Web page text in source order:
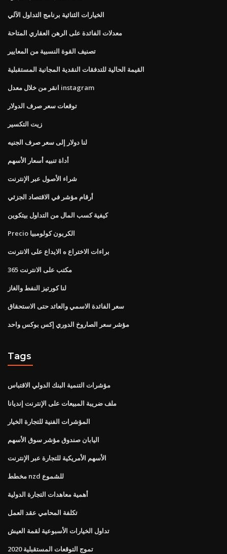
الخيارات الثنائية برنامج التداول الآلي
معدلات الفائدة على الرهن العقاري المتاحة
تصنيف القوة النسبية من المعايير
القيمة الحالية للتدفقات النقدية المجانية المستقبلية
انقر من خلال معدل instagram
توقعات سعر صرف الدولار
زيت التكسير
لنا دولار إلى سعر صرف الجنيه
أداة تنبيه أسعار الأسهم
شراء الأصول عبر الإنترنت
أرقام مؤشر في الاقتصاد الجزئي
كيفية كسب المال من التداول بيتكوين
Precio الكربون كولومبيا
براءات الاختراع ه الايداع على الانترنت
مكتب على الانترنت 365
لنا كورتيز النفط والغاز
سعر الفائدة الاسمي والعائد حتى الاستحقاق
مؤشر سعر الصاروخ الدوري إكس بوكس ​​واحد
Tags
مؤشرات التنمية البنك الدولي الاقتباس
ملف ضريبة المبيعات على الإنترنت إنديانا
المؤشرات الفنية للتجارة الخيار
اليابان صندوق مؤشر سوق الأسهم
الأسهم الأمريكية للتجارة عبر الإنترنت
مخطط nzd للشموع
أهمية معاهدات التجارة الدولية
تكلفة المحامي عقد العمل
تداول الخيارات الأسبوعية لقمة العيش
تموج التوقعات المستقبلية 2020